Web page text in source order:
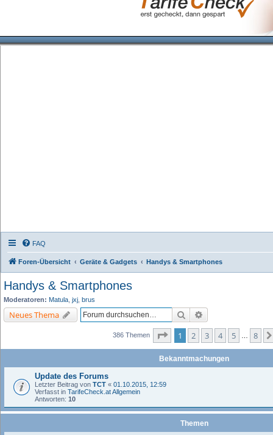
FAQ
Foren-Übersicht Geräte & Gadgets Handys & Smartphones
Handys & Smartphones
Moderatoren: Matula jxj brus
Neues Thema Suche
386 Themen Seite von
1 2 3 4 5 8
Bekanntmachungen
Update des Forums
Letzter Beitrag von TCT « 01.10.2015, 12:59
Verfasst in TarifeCheck.at Allgemein
Antworten: 10
Themen